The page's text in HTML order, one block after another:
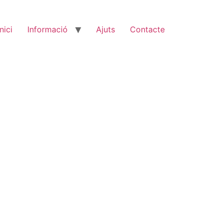
Informació Ajuts Contacte